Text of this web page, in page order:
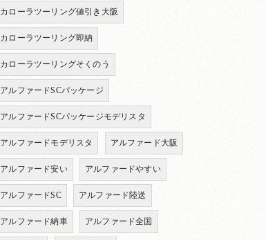
カローラツーリング値引き大阪
カローラツーリング即納
カローラツーリングそくのう
アルファードSCパッケージ
アルファードSCパッケージモデリスタ
アルファードモデリスタ アルファード大阪
アルファード安い アルファードやすい
アルファードSC アルファード陸送
アルファード納車 アルファード全国